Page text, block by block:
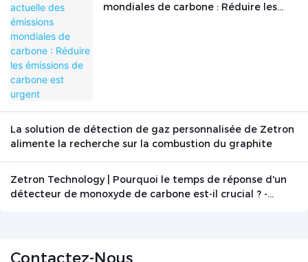
mondiales de carbone : Réduire les
La solution de détection de gaz personnalisée de Zetron
alimente la recherche sur la combustion du graphite
Zetron Technology | Pourquoi le temps de réponse d'un
détecteur de monoxyde de carbone est-il crucial ? -
Contactez-Nous